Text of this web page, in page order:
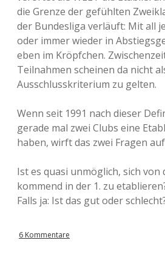
die Grenze der gefühlten
der Bundesliga verläuft: Mit all
oder immer wieder in
eben im Kröpfchen.
Teilnahmen scheinen da nicht
Ausschlusskriterium zu gelten.
Wenn seit 1991 nach dieser
gerade mal zwei Clubs eine
haben, wirft das zwei Fragen
Ist es quasi unmöglich, sich von
kommend in der 1. zu
Falls ja: Ist das gut oder
6 Kommentare